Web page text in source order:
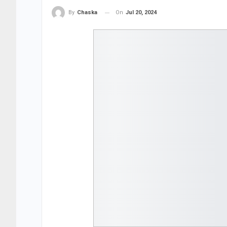
By Chaska On Jul 20, 2024